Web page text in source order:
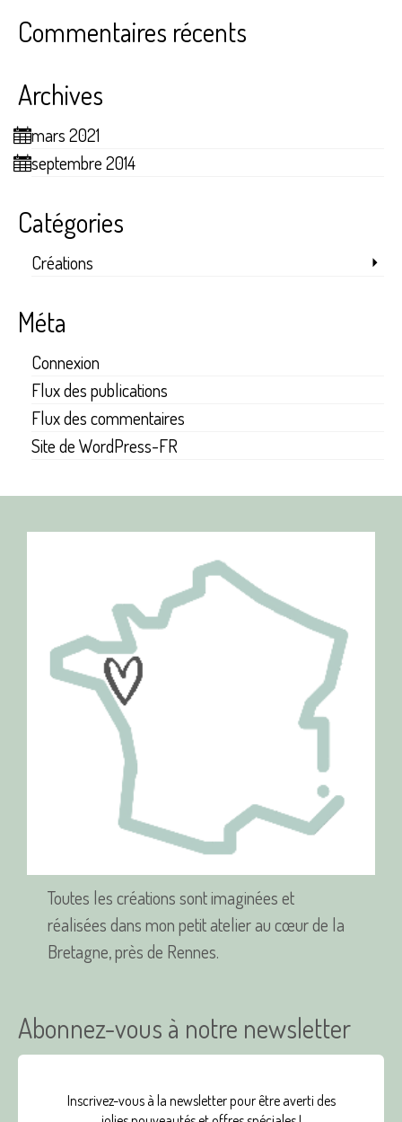
Commentaires récents
Archives
mars 2021
septembre 2014
Catégories
Créations
Méta
Connexion
Flux des publications
Flux des commentaires
Site de WordPress-FR
Toutes les créations sont imaginées et
réalisées dans mon petit atelier au cœur de la
Bretagne, près de Rennes.
Abonnez-vous à notre newsletter
Inscrivez-vous à la newsletter pour être averti des